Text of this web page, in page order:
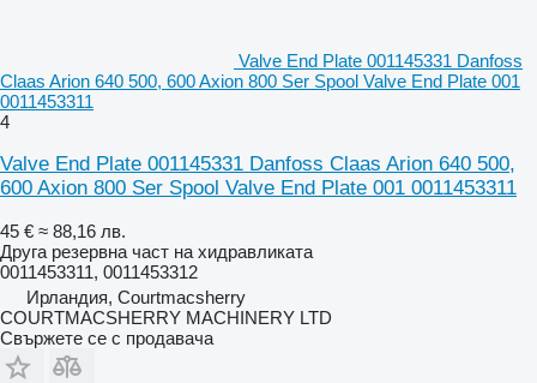
Valve End Plate 001145331 Danfoss
Claas Arion 640 500, 600 Axion 800 Ser Spool Valve End Plate 001
0011453311
4
Valve End Plate 001145331 Danfoss Claas Arion 640 500,
600 Axion 800 Ser Spool Valve End Plate 001 0011453311
45 € ≈ 88,16 лв.
Друга резервна част на хидравликата
0011453311, 0011453312
Ирландия, Courtmacsherry
COURTMACSHERRY MACHINERY LTD
Свържете се с продавача